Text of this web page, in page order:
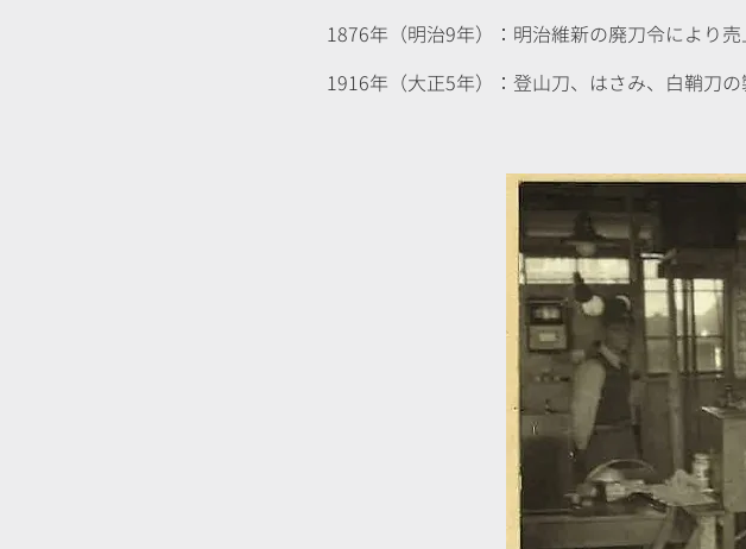
1876年（明治9年）：明治維新の廃刀令により
1916年（大正5年）：登山刀、はさみ、白鞘刀